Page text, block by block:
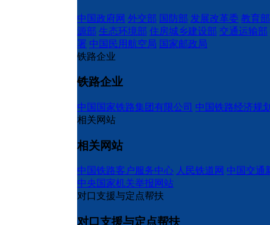
中国政府网 外交部 国防部 发展改革委 教育部
源部 生态环境部 住房城乡建设部 交通运输部
署 中国民用航空局 国家邮政局
铁路企业
铁路企业
中国国家铁路集团有限公司 中国铁路经济规
相关网站
相关网站
中国铁路客户服务中心 人民铁道网 中国交通
中央国家机关举报网站
对口支援与定点帮扶
对口支援与定点帮扶